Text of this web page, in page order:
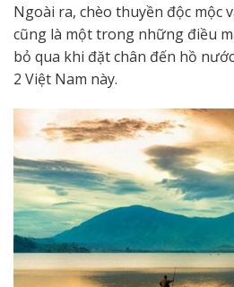
Ngoài ra, chèo thuyền độc mộc
cũng là một trong những điều
bỏ qua khi đặt chân đến hồ
2 Việt Nam này.